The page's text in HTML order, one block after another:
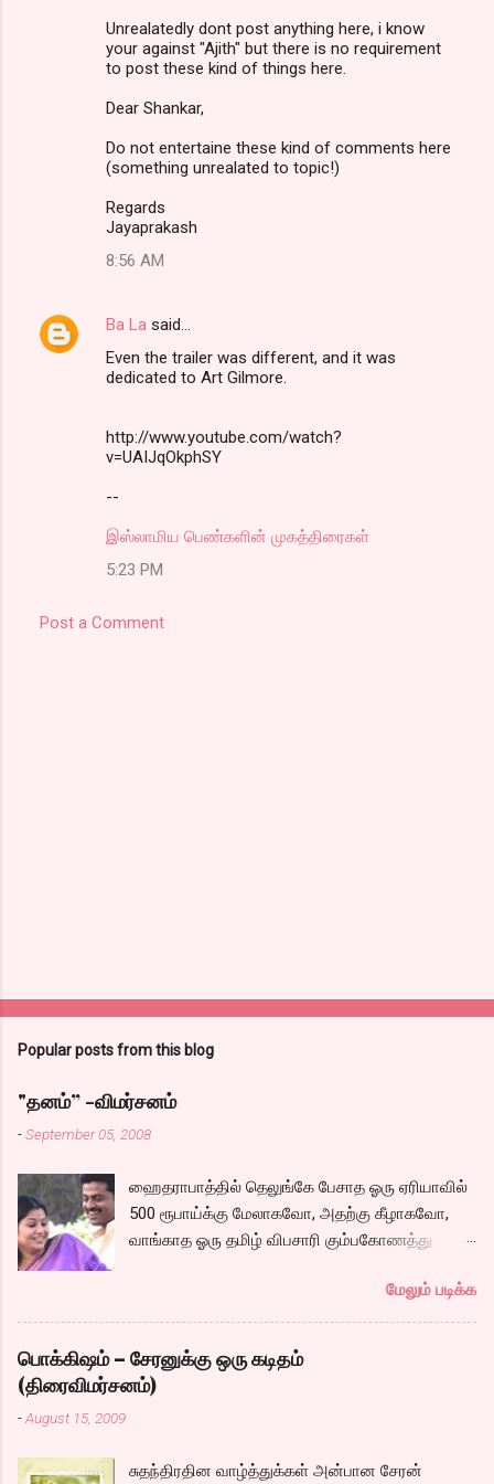
Unrealatedly dont post anything here, i know
your against "Ajith" but there is no requirement
to post these kind of things here.
Dear Shankar,
Do not entertaine these kind of comments here
(something unrealated to topic!)
Regards
Jayaprakash
8:56 AM
Ba La said…
Even the trailer was different, and it was
dedicated to Art Gilmore.
http://www.youtube.com/watch?
v=UAIJqOkphSY
--
இஸ்லாமிய பெண்களின் முகத்திரைகள்
5:23 PM
Post a Comment
Popular posts from this blog
"தனம்” -விமர்சனம்
-September 05, 2008
ஹைதராபாத்தில் தெலுங்கே பேசாத ஓரு ஏரியாவில்
500 ரூபாய்க்கு மேலாகவோ, அதற்கு கீழாகவோ,
வாங்காத ஓரு தமிழ் விபசாரி கும்பகோணத்து
வாழ்கைபடுகிறாள். அவளுடய வாழ்கை எப்படி
அமைந்தது? என்ற ஓரு நல்ல லைனை , சங்கீதா
தன்னுடய இடுப்பை சுழற்றி, சுழற்றி நடப்பதை போல்
சும்மா, சுத்தி, சுத்தி குழப்பி, நம்பமுடியாத
திரைக்கதையால் சொதப்பி,சங்கீதாவை ஏதோ
க்ளைமாக்ஸில் செய்வதும் கொஞ்சம் அல்ல
மேலும் படிக்க
பொக்கிஷம் – சேரனுக்கு ஒரு கடிதம்
(திரைவிமர்சனம்)
-August 15, 2009
சுதந்திரதின வாழ்த்துக்கள் அன்பான சேரன்